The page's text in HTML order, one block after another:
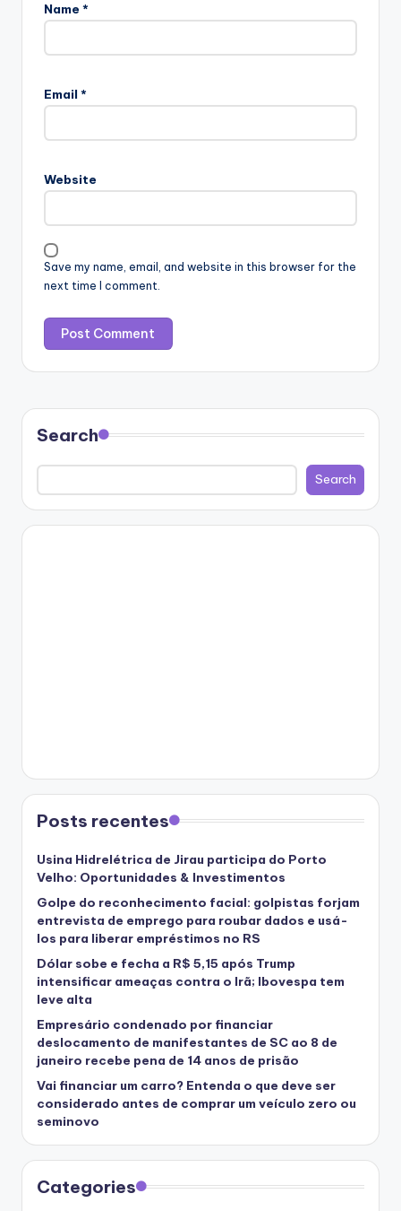
Name *
Email *
Website
Save my name, email, and website in this browser for the
next time I comment.
Search
Search
Posts recentes
Usina Hidrelétrica de Jirau participa do Porto
Velho: Oportunidades & Investimentos
Golpe do reconhecimento facial: golpistas forjam
entrevista de emprego para roubar dados e usá-
los para liberar empréstimos no RS
Dólar sobe e fecha a R$ 5,15 após Trump
intensificar ameaças contra o Irã; Ibovespa tem
leve alta
Empresário condenado por financiar
deslocamento de manifestantes de SC ao 8 de
janeiro recebe pena de 14 anos de prisão
Vai financiar um carro? Entenda o que deve ser
considerado antes de comprar um veículo zero ou
seminovo
Categories